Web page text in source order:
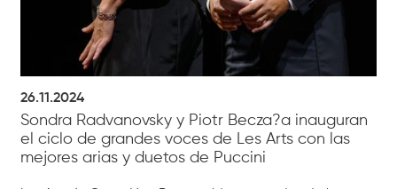
26.11.2024
Sondra Radvanovsky y Piotr Becza?a inauguran
el ciclo de grandes voces de Les Arts con las
mejores arias y duetos de Puccini